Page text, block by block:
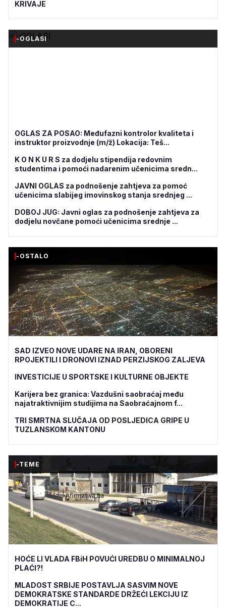
KRIVAJE
-OGLASI
OGLAS ZA POSAO: Međufazni kontrolor kvaliteta i
instruktor proizvodnje (m/ž) Lokacija: Teš...
K O N K U R S za dodjelu stipendija redovnim
studentima i pomoći nadarenim učenicima sredn...
JAVNI OGLAS za podnošenje zahtjeva za pomoć
učenicima slabijeg imovinskog stanja srednjeg ...
DOBOJ JUG: Javni oglas za podnošenje zahtjeva za
dodjelu novčane pomoći učenicima srednje ...
-OSTALO
SAD IZVEO NOVE UDARE NA IRAN, OBORENI
RPOJEKTILI I DRONOVI IZNAD PERZIJSKOG ZALJEVA
INVESTICIJE U SPORTSKE I KULTURNE OBJEKTE
Karijera bez granica: Vazdušni saobraćaj među
najatraktivnijim studijima na Saobraćajnom f...
TRI SMRTNA SLUČAJA OD POSLJEDICA GRIPE U
TUZLANSKOM KANTONU
-TEME
HOĆE LI VLADA FBiH POVUĆI UREDBU O MINIMALNOJ
PLAĆI?!
MLADOST SRBIJE POSTAVLJA SASVIM NOVE
DEMOKRATSKE STANDARDE DRŽEĆI LEKCIJU IZ
DEMOKRATIJE C...